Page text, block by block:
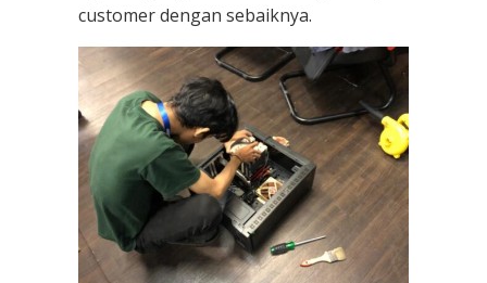
customer dengan sebaiknya.